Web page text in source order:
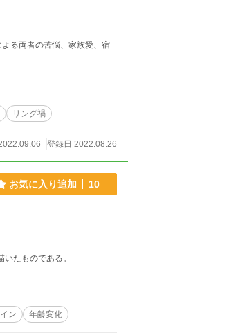
る両者の苦悩、家族愛、宿
リング禍
登録日 2022.08.26
お気に入り追加 10
たものである。
ン 年齢変化